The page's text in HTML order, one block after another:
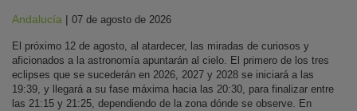
Andalucía | 07 de agosto de 2026
El próximo 12 de agosto, al atardecer, las miradas de curiosos y
aficionados a la astronomía apuntarán al cielo. El primero de los tres
eclipses que se sucederán en 2026, 2027 y 2028 se iniciará a las
19:39, y llegará a su fase máxima hacia las 20:30, para finalizar entre
las 21:15 y 21:25, dependiendo de la zona dónde se observe. En